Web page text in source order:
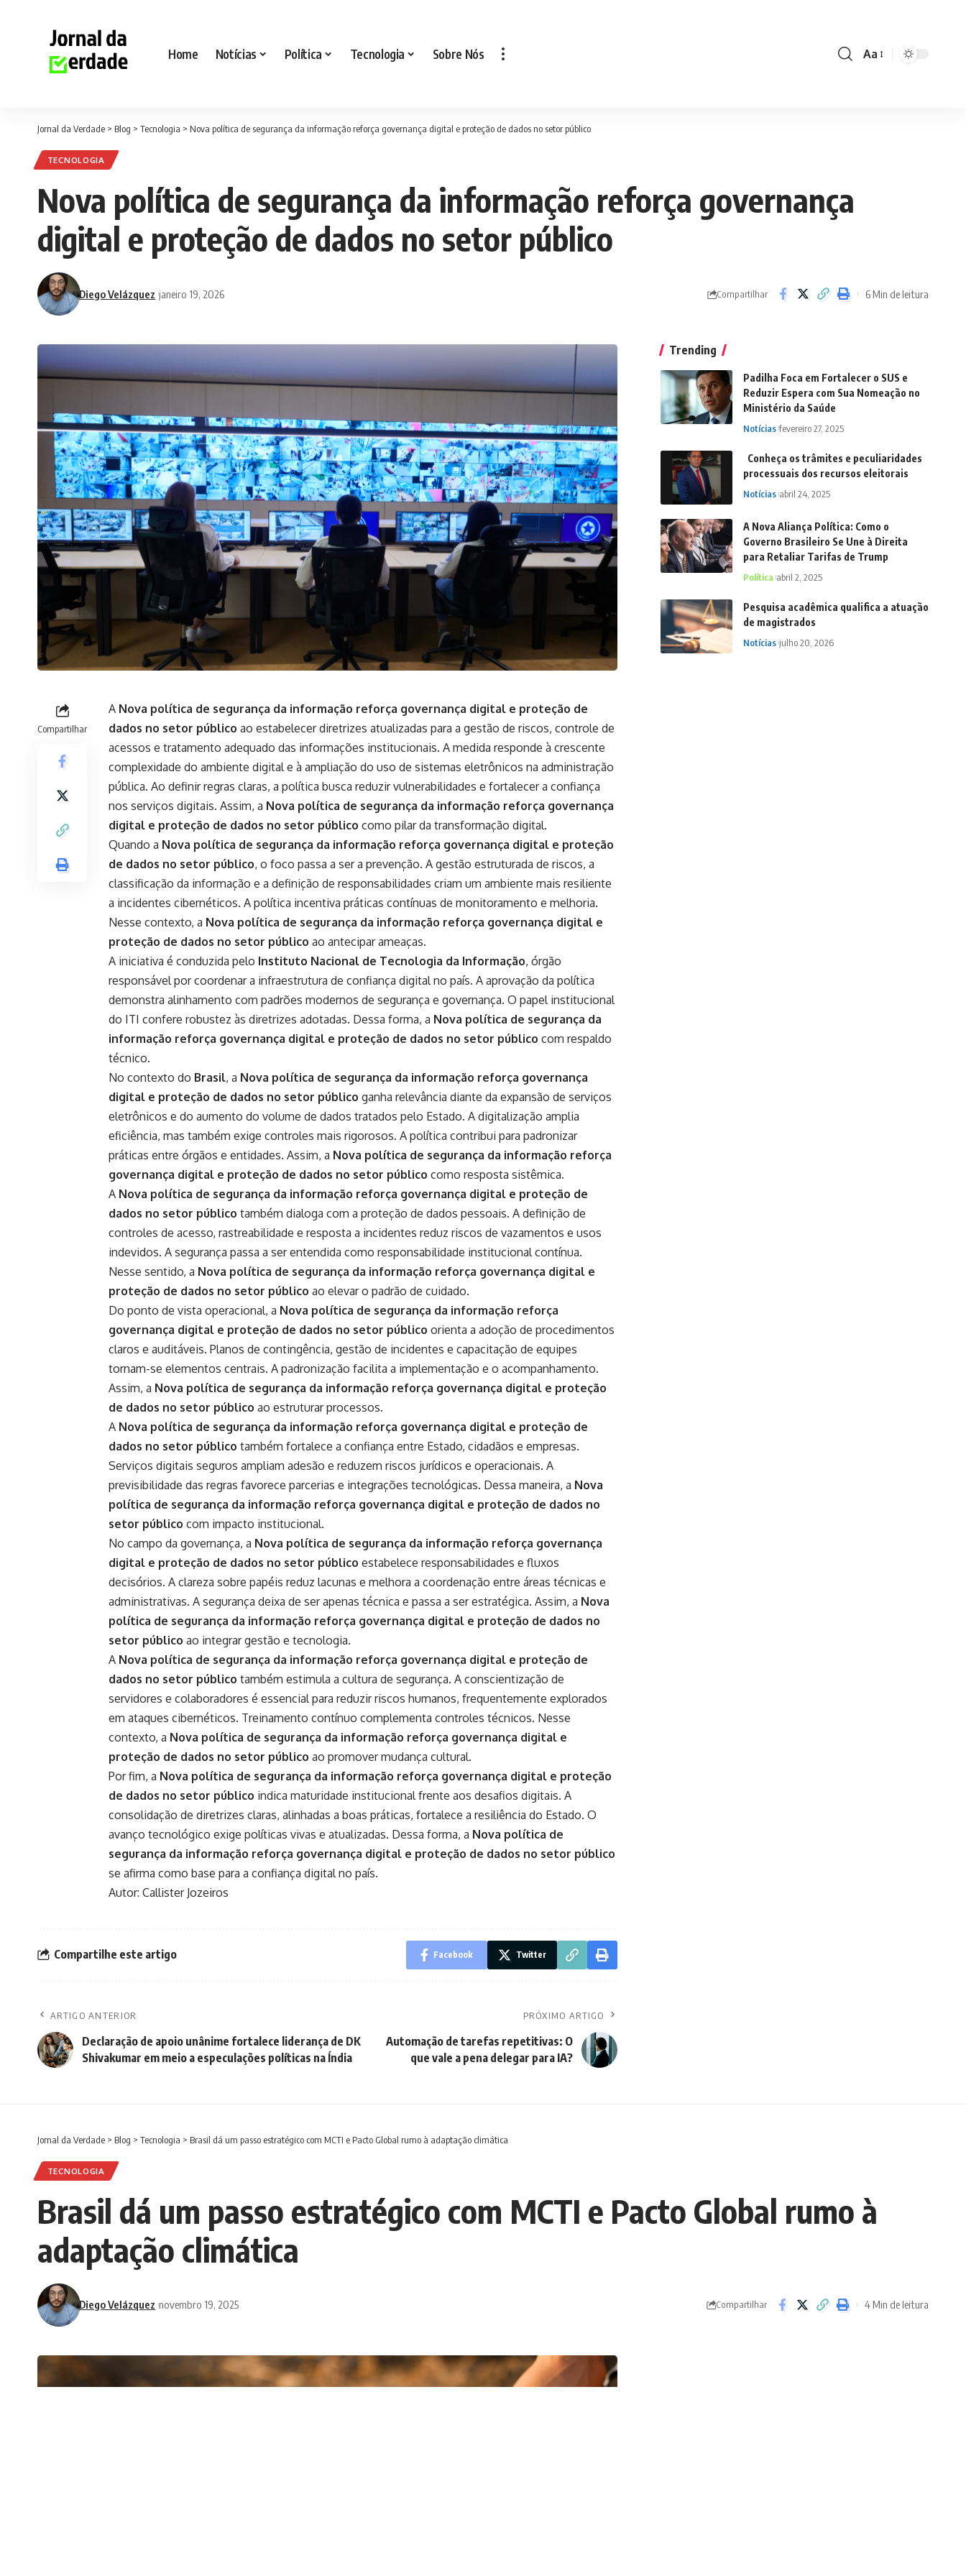
Home Notícias Política Tecnologia Sobre Nós
Font
Aa
Jornal da Verdade > Blog > Tecnologia > Nova política de segurança da informação reforça governança digital e proteção de dados no setor público
TECNOLOGIA
Nova política de segurança da informação reforça governança
digital e proteção de dados no setor público
Diego Velázquez janeiro 19, 2026 Compartilhar 6 Min de leitura
Compartilhar
A Nova política de segurança da informação reforça governança digital e proteção de
dados no setor público ao estabelecer diretrizes atualizadas para a gestão de riscos, controle de
acessos e tratamento adequado das informações institucionais. A medida responde à crescente
complexidade do ambiente digital e à ampliação do uso de sistemas eletrônicos na administração
pública. Ao definir regras claras, a política busca reduzir vulnerabilidades e fortalecer a confiança
nos serviços digitais. Assim, a Nova política de segurança da informação reforça governança
digital e proteção de dados no setor público como pilar da transformação digital.
Quando a Nova política de segurança da informação reforça governança digital e proteção
de dados no setor público, o foco passa a ser a prevenção. A gestão estruturada de riscos, a
classificação da informação e a definição de responsabilidades criam um ambiente mais resiliente
a incidentes cibernéticos. A política incentiva práticas contínuas de monitoramento e melhoria.
Nesse contexto, a Nova política de segurança da informação reforça governança digital e
proteção de dados no setor público ao antecipar ameaças.
A iniciativa é conduzida pelo Instituto Nacional de Tecnologia da Informação, órgão
responsável por coordenar a infraestrutura de confiança digital no país. A aprovação da política
demonstra alinhamento com padrões modernos de segurança e governança. O papel institucional
do ITI confere robustez às diretrizes adotadas. Dessa forma, a Nova política de segurança da
informação reforça governança digital e proteção de dados no setor público com respaldo
técnico.
No contexto do Brasil, a Nova política de segurança da informação reforça governança
digital e proteção de dados no setor público ganha relevância diante da expansão de serviços
eletrônicos e do aumento do volume de dados tratados pelo Estado. A digitalização amplia
eficiência, mas também exige controles mais rigorosos. A política contribui para padronizar
práticas entre órgãos e entidades. Assim, a Nova política de segurança da informação reforça
governança digital e proteção de dados no setor público como resposta sistêmica.
A Nova política de segurança da informação reforça governança digital e proteção de
dados no setor público também dialoga com a proteção de dados pessoais. A definição de
controles de acesso, rastreabilidade e resposta a incidentes reduz riscos de vazamentos e usos
indevidos. A segurança passa a ser entendida como responsabilidade institucional contínua.
Nesse sentido, a Nova política de segurança da informação reforça governança digital e
proteção de dados no setor público ao elevar o padrão de cuidado.
Do ponto de vista operacional, a Nova política de segurança da informação reforça
governança digital e proteção de dados no setor público orienta a adoção de procedimentos
claros e auditáveis. Planos de contingência, gestão de incidentes e capacitação de equipes
tornam-se elementos centrais. A padronização facilita a implementação e o acompanhamento.
Assim, a Nova política de segurança da informação reforça governança digital e proteção
de dados no setor público ao estruturar processos.
A Nova política de segurança da informação reforça governança digital e proteção de
dados no setor público também fortalece a confiança entre Estado, cidadãos e empresas.
Serviços digitais seguros ampliam adesão e reduzem riscos jurídicos e operacionais. A
previsibilidade das regras favorece parcerias e integrações tecnológicas. Dessa maneira, a Nova
política de segurança da informação reforça governança digital e proteção de dados no
setor público com impacto institucional.
No campo da governança, a Nova política de segurança da informação reforça governança
digital e proteção de dados no setor público estabelece responsabilidades e fluxos
decisórios. A clareza sobre papéis reduz lacunas e melhora a coordenação entre áreas técnicas e
administrativas. A segurança deixa de ser apenas técnica e passa a ser estratégica. Assim, a Nova
política de segurança da informação reforça governança digital e proteção de dados no
setor público ao integrar gestão e tecnologia.
A Nova política de segurança da informação reforça governança digital e proteção de
dados no setor público também estimula a cultura de segurança. A conscientização de
servidores e colaboradores é essencial para reduzir riscos humanos, frequentemente explorados
em ataques cibernéticos. Treinamento contínuo complementa controles técnicos. Nesse
contexto, a Nova política de segurança da informação reforça governança digital e
proteção de dados no setor público ao promover mudança cultural.
Por fim, a Nova política de segurança da informação reforça governança digital e proteção
de dados no setor público indica maturidade institucional frente aos desafios digitais. A
consolidação de diretrizes claras, alinhadas a boas práticas, fortalece a resiliência do Estado. O
avanço tecnológico exige políticas vivas e atualizadas. Dessa forma, a Nova política de
segurança da informação reforça governança digital e proteção de dados no setor público
se afirma como base para a confiança digital no país.
Autor: Callister Jozeiros
Compartilhe este artigo Facebook Twitter
ARTIGO ANTERIOR
Declaração de apoio unânime fortalece liderança de DK
Shivakumar em meio a especulações políticas na Índia
PRÓXIMO ARTIGO
Automação de tarefas repetitivas: O
que vale a pena delegar para IA?
Trending
Padilha Foca em Fortalecer o SUS e
Reduzir Espera com Sua Nomeação no
Ministério da Saúde
Notícias fevereiro 27, 2025
Conheça os trâmites e peculiaridades
processuais dos recursos eleitorais
Notícias abril 24, 2025
A Nova Aliança Política: Como o
Governo Brasileiro Se Une à Direita
para Retaliar Tarifas de Trump
Política abril 2, 2025
Pesquisa acadêmica qualifica a atuação
de magistrados
Notícias julho 20, 2026
Jornal da Verdade > Blog > Tecnologia > Brasil dá um passo estratégico com MCTI e Pacto Global rumo à adaptação climática
TECNOLOGIA
Brasil dá um passo estratégico com MCTI e Pacto Global rumo à
adaptação climática
Diego Velázquez novembro 19, 2025 Compartilhar 4 Min de leitura